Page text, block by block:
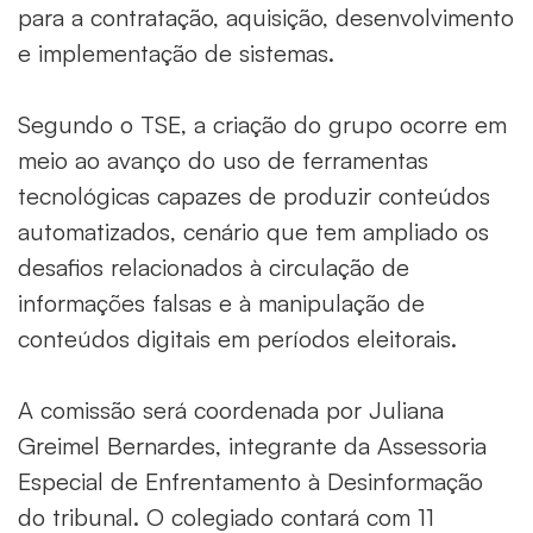
para a contratação, aquisição, desenvolvimento
e implementação de sistemas.
Segundo o TSE, a criação do grupo ocorre em
meio ao avanço do uso de ferramentas
tecnológicas capazes de produzir conteúdos
automatizados, cenário que tem ampliado os
desafios relacionados à circulação de
informações falsas e à manipulação de
conteúdos digitais em períodos eleitorais.
A comissão será coordenada por Juliana
Greimel Bernardes, integrante da Assessoria
Especial de Enfrentamento à Desinformação
do tribunal. O colegiado contará com 11